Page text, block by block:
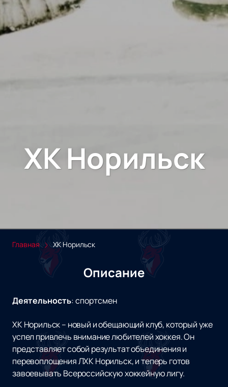
ХК Норильск
Главная ХК Норильск
Описание
Деятельность:спортсмен
ХК Норильск – новый и обещающий клуб, который уже
успел привлечь внимание любителей хоккея. Он
представляет собой результат объединения и
перевоплощения ЛХК Норильск, и теперь готов
завоевывать Всероссийскую хоккейную лигу.